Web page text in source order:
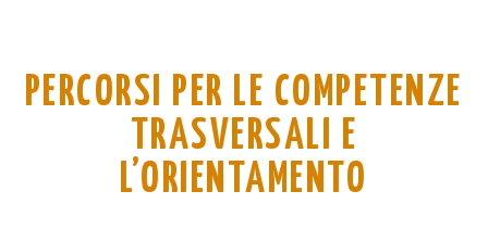
PERCORSI PER LE COMPETENZE
TRASVERSALI E
L’ORIENTAMENTO